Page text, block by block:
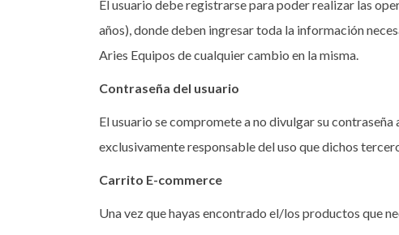
El usuario debe registrarse para poder realizar las
años), donde deben ingresar toda la información
Aries Equipos de cualquier cambio en la misma.
Contraseña del usuario
El usuario se compromete a no divulgar su
exclusivamente responsable del uso que dichos
Carrito E-commerce
Una vez que hayas encontrado el/los productos que